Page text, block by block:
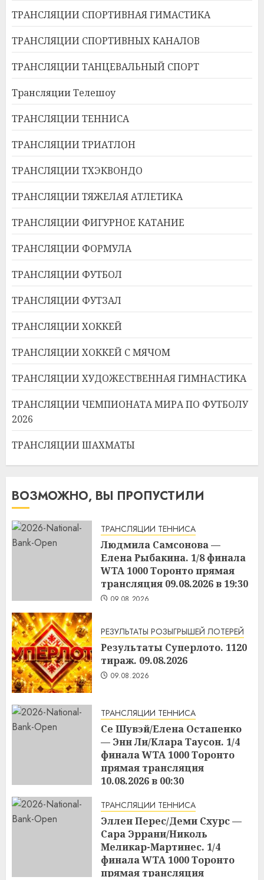
ТРАНСЛЯЦИИ СПОРТИВНАЯ ГИМАСТИКА
ТРАНСЛЯЦИИ СПОРТИВНЫХ КАНАЛОВ
ТРАНСЛЯЦИИ ТАНЦЕВАЛЬНЫЙ СПОРТ
Трансляции Телешоу
ТРАНСЛЯЦИИ ТЕННИСА
ТРАНСЛЯЦИИ ТРИАТЛОН
ТРАНСЛЯЦИИ ТХЭКВОНДО
ТРАНСЛЯЦИИ ТЯЖЕЛАЯ АТЛЕТИКА
ТРАНСЛЯЦИИ ФИГУРНОЕ КАТАНИЕ
ТРАНСЛЯЦИИ ФОРМУЛА
ТРАНСЛЯЦИИ ФУТБОЛ
ТРАНСЛЯЦИИ ФУТЗАЛ
ТРАНСЛЯЦИИ ХОККЕЙ
ТРАНСЛЯЦИИ ХОККЕЙ С МЯЧОМ
ТРАНСЛЯЦИИ ХУДОЖЕСТВЕННАЯ ГИМНАСТИКА
ТРАНСЛЯЦИИ ЧЕМПИОНАТА МИРА ПО ФУТБОЛУ
2026
ТРАНСЛЯЦИИ ШАХМАТЫ
ВОЗМОЖНО, ВЫ ПРОПУСТИЛИ
ТРАНСЛЯЦИИ ТЕННИСА
Людмила Самсонова —
Елена Рыбакина. 1/8 финала
WTA 1000 Торонто прямая
трансляция 09.08.2026 в 19:30
09.08.2026
РЕЗУЛЬТАТЫ РОЗЫГРЫШЕЙ ЛОТЕРЕЙ
Результаты Суперлото. 1120
тираж. 09.08.2026
09.08.2026
ТРАНСЛЯЦИИ ТЕННИСА
Се Шувэй/Елена Остапенко
— Энн Ли/Клара Таусон. 1/4
финала WTA 1000 Торонто
прямая трансляция
10.08.2026 в 00:30
ТРАНСЛЯЦИИ ТЕННИСА
Эллен Перес/Деми Схурс —
Сара Эррани/Николь
Меликар-Мартинес. 1/4
финала WTA 1000 Торонто
прямая трансляция